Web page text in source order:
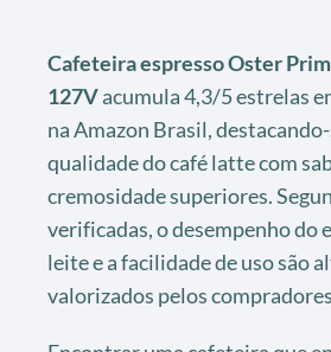
Cafeteira espresso Oster
127Vacumula 4,3/5 estrelas
na Amazon Brasil,
qualidade do café latte com
cremosidade superiores.
verificadas, o desempenho do
leite e a facilidade de uso são
valorizados pelos